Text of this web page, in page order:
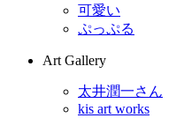
可愛い
ぷっぷる
Art Gallery
太井潤一さん
kis art works